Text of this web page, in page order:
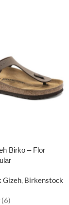
Birko – Flor
Gizeh Birkenstock
(6)